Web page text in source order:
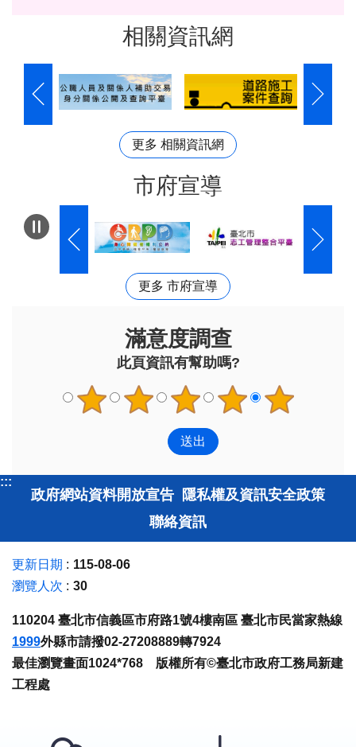
相關資訊網
更多 相關資訊網
市府宣導
更多 市府宣導
滿意度調查
此頁資訊有幫助嗎?
:::
政府網站資料開放宣告 隱私權及資訊安全政策
聯絡資訊
更新日期
115-08-06
瀏覽人次
30
110204 臺北市信義區市府路1號4樓南區 臺北市民當家熱線
1999外縣市請撥02-27208889轉7924
最佳瀏覽畫面1024*768 版權所有©臺北市政府工務局新建
工程處